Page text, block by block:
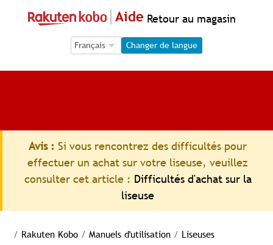
Aide Retour au magasin
Language Selection
Language Selection
Changer de langue
Avis : Si vous rencontrez des difficultés pour
effectuer un achat sur votre liseuse, veuillez
consulter cet article : Difficultés d'achat sur la
liseuse
/ Rakuten Kobo / Manuels d'utilisation / Liseuses